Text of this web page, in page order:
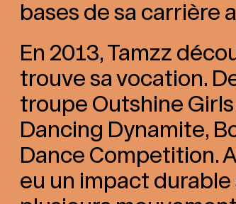
bases de sa carrière
En 2013, Tamzz
trouve sa vocation.
troupe Outshine
Dancing Dynamite,
Dance Competition.
eu un impact